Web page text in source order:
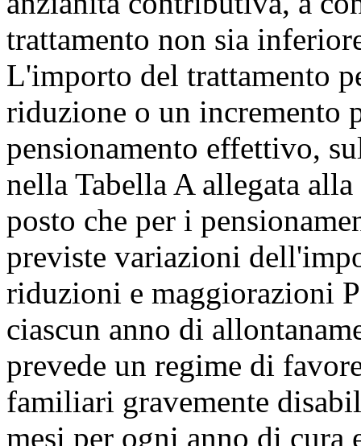
trattamento non sia
L'importo del trattamento
riduzione o un incremento
pensionamento effettivo,
nella Tabella A allegata
posto che per i
previste variazioni
riduzioni e maggiorazioni
ciascun anno di
prevede un regime di
familiari gravemente
mesi per ogni anno di cura